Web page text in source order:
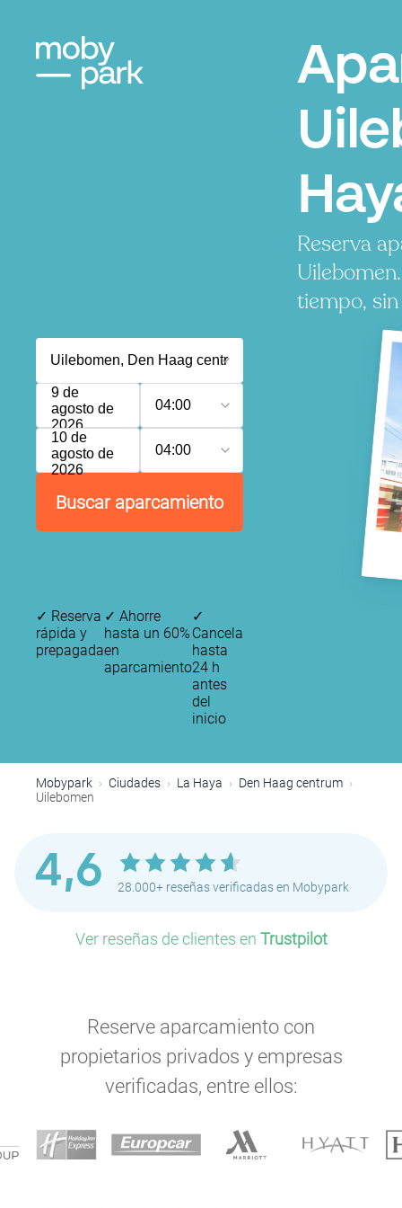
Reserva
tiempo,
9 de
agosto de
2026
04:00
10 de
agosto de
2026
04:00
Buscar aparcamiento
✓ Reserva
rápida y
prepagada
✓ Ahorre
hasta un 60%
en
aparcamiento
✓
Cancela
hasta
24 h
antes
del
inicio
Mobypark Ciudades La Haya
Den Haag centrum
Uilebomen
4,6 28.000+ reseñas verificadas en Mobypark
Ver reseñas de clientes en Trustpilot
Reserve aparcamiento con
propietarios privados y empresas
verificadas, entre ellos: